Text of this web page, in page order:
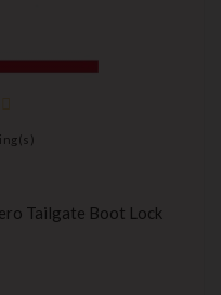
Tailgate Boot Lock